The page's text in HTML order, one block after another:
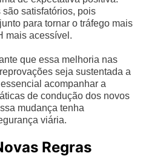
são satisfatórios, pois
para tornar o tráfego mais
mais acessível.
que essa melhoria nas
seja sustentada a
acompanhar a
de condução dos novos
mudança tenha
viária.
Regras